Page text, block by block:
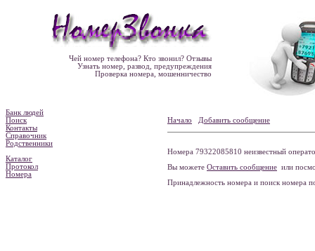
Чей номер телефона? Кто звонил? Отзывы
Узнать номер, развод, предупреждения
Проверка номера, мошенничество
Банк людей
Поиск
Контакты
Справочник
Родственники
Каталог
Протокол
Номера
Начало Добавить сообщение
Номера 79322085810 неизвестный
Вы можете Оставить сообщение или
Принадлежность номера и поиск номера